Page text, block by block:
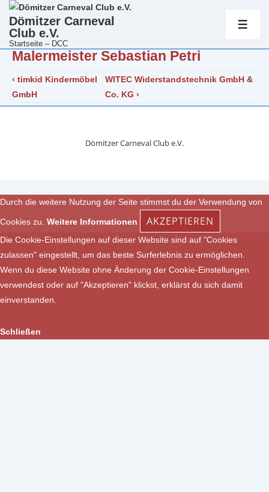
Dömitzer Carneval
Club e.V.
Startseite – DCC
Malermeister Sebastian Petri
Beitragsnavigation
Vorheriger
Beitrag
ist
‹ timkid Kindermöbel
GmbH
Nächster
Beitrag
ist
WITEC Widerstandstechnik GmbH &
Co. KG ›
Dömitzer Carneval Club e.V.
Durch die weitere Nutzung der Seite stimmst du der Verwendung von
Cookies zu. Weitere Informationen AKZEPTIEREN
Die Cookie-Einstellungen auf dieser Website sind auf "Cookies
zulassen" eingestellt, um das beste Surferlebnis zu ermöglichen.
Wenn du diese Website ohne Änderung der Cookie-Einstellungen
verwendest oder auf "Akzeptieren" klickst, erklärst du sich damit
einverstanden.
Schließen